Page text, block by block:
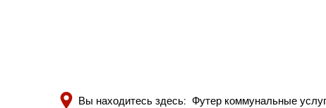
Вы находитесь здесь: Футер коммунальные